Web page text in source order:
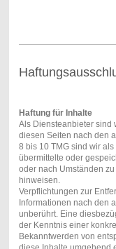
Haftung für Inhalte
Als Diensteanbieter sind
diesen Seiten nach den
8 bis 10 TMG sind wir
übermittelte oder
oder nach Umständen
hinweisen.
Verpflichtungen zur
Informationen nach den
unberührt. Eine
der Kenntnis einer
Bekanntwerden von